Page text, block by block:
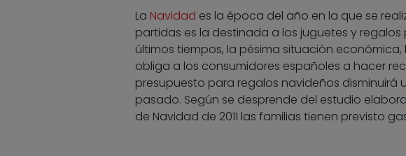
La Navidad es la época del año en la que se
partidas es la destinada a los juguetes y
últimos tiempos, la pésima situación
obliga a los consumidores españoles a hacer
presupuesto para regalos navideños disminuirá
pasado. Según se desprende del estudio
de Navidad de 2011 las familias tienen previsto